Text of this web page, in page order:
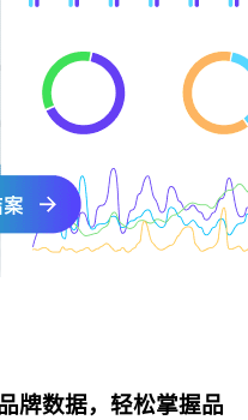
牌数据，轻松掌握品